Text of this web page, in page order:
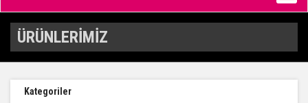
ÜRÜNLERİMİZ
Kategoriler